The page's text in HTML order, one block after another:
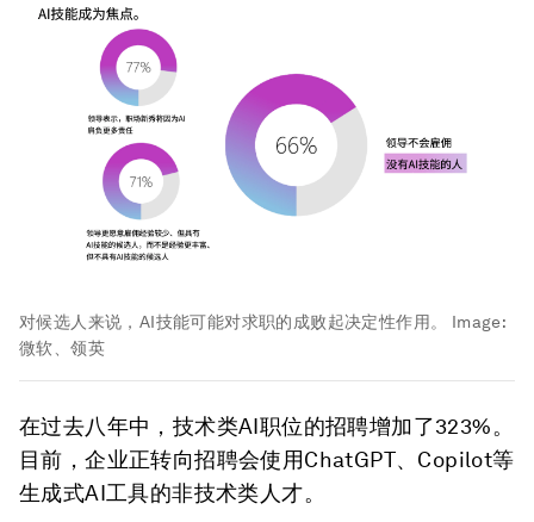
对候选人来说，AI技能可能对求职的成败起决定性作用。
Image:
微软、领英
在过去八年中，技术类AI职位的招聘增加了323%。
目前，企业正转向招聘会使用ChatGPT、Copilot等
生成式AI工具的非技术类人才。